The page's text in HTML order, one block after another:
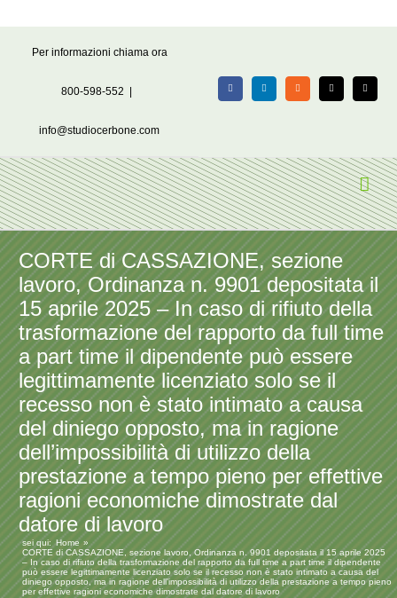
Per informazioni chiama ora
800-598-552
info@studiocerbone.com
FacebookLinkedIn Rss X Email
CORTE di CASSAZIONE, sezione
lavoro, Ordinanza n. 9901 depositata il
15 aprile 2025 – In caso di rifiuto della
trasformazione del rapporto da full time
a part time il dipendente può essere
legittimamente licenziato solo se il
recesso non è stato intimato a causa
del diniego opposto, ma in ragione
dell’impossibilità di utilizzo della
prestazione a tempo pieno per effettive
ragioni economiche dimostrate dal
datore di lavoro
sei qui:
Home
CORTE di CASSAZIONE, sezione lavoro, Ordinanza n. 9901 depositata il 15 aprile 2025
– In caso di rifiuto della trasformazione del rapporto da full time a part time il dipendente
può essere legittimamente licenziato solo se il recesso non è stato intimato a causa del
diniego opposto, ma in ragione dell’impossibilità di utilizzo della prestazione a tempo pieno
per effettive ragioni economiche dimostrate dal datore di lavoro